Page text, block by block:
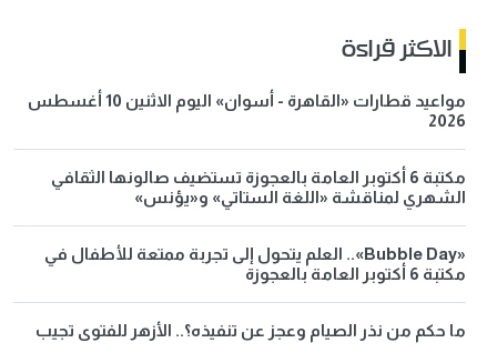
الاكثر قراءة
مواعيد قطارات «القاهرة - أسوان» اليوم الاثنين 10 أغسطس
2026
مكتبة 6 أكتوبر العامة بالعجوزة تستضيف صالونها الثقافي
الشهري لمناقشة «اللغة الستاتي» و«يؤنس»
«Bubble Day».. العلم يتحول إلى تجربة ممتعة للأطفال في
مكتبة 6 أكتوبر العامة بالعجوزة
ما حكم من نذر الصيام وعجز عن تنفيذه؟.. الأزهر للفتوى تجيب